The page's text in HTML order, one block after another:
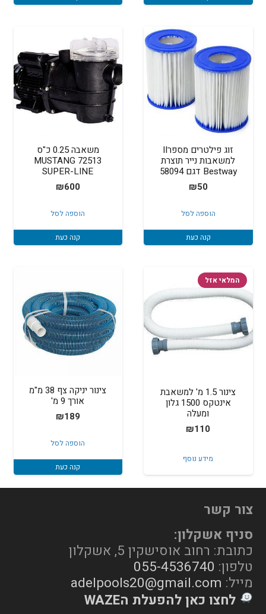
זוג פילטרים מספרII
למשאבות נייר תוצרת
Bestway דגם 58094
₪50
הוספה לסל
קנה כעת
משאבה 0.25 כ"ס
72513 MUSTANG
SUPER-LINE
₪600
הוספה לסל
קנה כעת
המלאי אזל
צינור 1.5 מ' למשאבת
אינטקס 1500 גלון
ומעלה
₪110
מידע נוסף
צינור יניקה צף 38 מ"מ
אורך 9 מ'
₪189
הוספה לסל
קנה כעת
צור קשר
סניף אשקלון:
כתובת: רחוב אוסישקין 5, אשקלון
טלפון: 055-4536740
מייל: adelpools20@gmail.com
לחצו כאן להפעלת הWAZE